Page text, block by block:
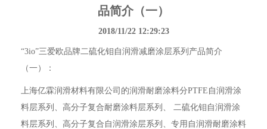
品简介（一）
2018/11/22 12:29:23
“3io”三爱欧品牌二硫化钼自润滑减磨涂层系列产品简介
（一）：
上海亿霖润滑材料有限公司的润滑耐磨涂料分PTFE自润滑涂
料层系列、高分子复合耐磨涂料层系列、 二硫化钼自润滑涂
料层系列、高分子复合自润滑涂层系列、专用自润滑耐磨涂料